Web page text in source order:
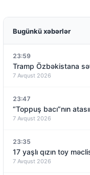
Bugünkü xəbərlər
23:59
Tramp Özbəkistana
7 Avqust 2026
23:47
“Toppuş bacı”nın
7 Avqust 2026
23:35
17 yaşlı qızın toy
7 Avqust 2026